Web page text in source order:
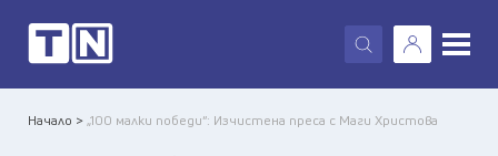
X
Начало >„100 малки победи“: Изчистена преса с Маги Христова